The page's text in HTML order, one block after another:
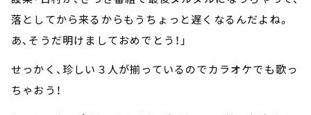
落としてから来るからもうちょっと遅くなるんだよね。
あ、そうだ明けましておめでとう！」
せっかく、珍しい３人が揃っているのでカラオケでも歌っ
ちゃおう！